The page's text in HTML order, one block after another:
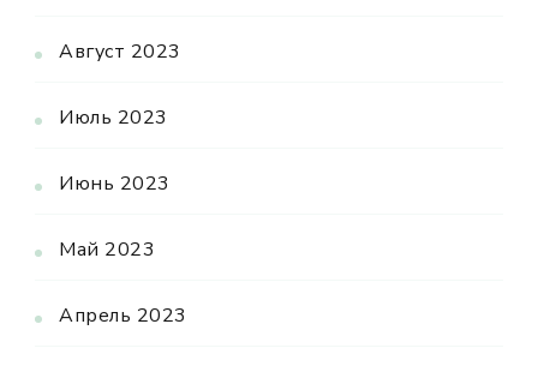
Август 2023
Июль 2023
Июнь 2023
Май 2023
Апрель 2023